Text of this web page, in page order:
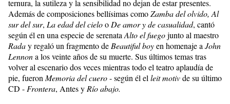
ternura, la sutileza y la sensibilidad no dejan de estar presentes.
Además de composiciones bellísimas comoZamba del olvido, Al
sur del sur, La edad del cielooDe amor y de casualidad, cantó
según él en una especie de serenataAlto el fuegojunto al maestro
Raday regaló un fragmento deBeautiful boyen homenaje aJohn
Lennona los veinte años de su muerte. Sus últimos temas tras
volver al escenario dos veces mientras todo el teatro aplaudía de
pie, fueronMemoria del cuero- según él elleit motivde su último
CD -Frontera, Antes yRío abajo.